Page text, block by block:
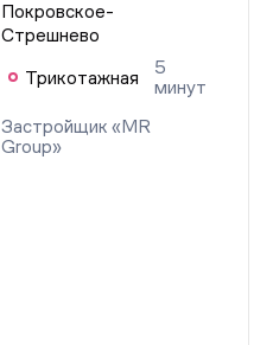
Покровское-
Стрешнево
Трикотажная
5
минут
Застройщик «MR
Group»